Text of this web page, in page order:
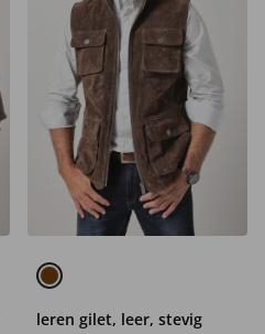
leren gilet, leer, stevig